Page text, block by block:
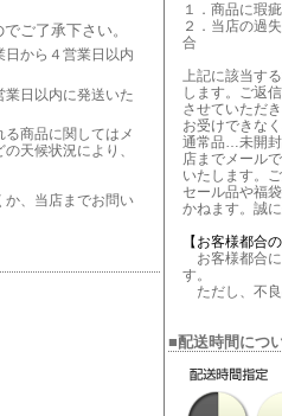
ご了承下さい。
から４営業日以内
業日以内に発送いた
商品に関してはメ
天候状況により、
か、当店までお問い
１．商品に瑕
２．当店の過
合
上記に該当す
します。ご返
させていただ
お受けできな
通常品…未開封
店までメール
いたします。
セール品や福
かねます。誠
【お客様都合
お客様都合に
す。
ただし、不良
■配送時間につ